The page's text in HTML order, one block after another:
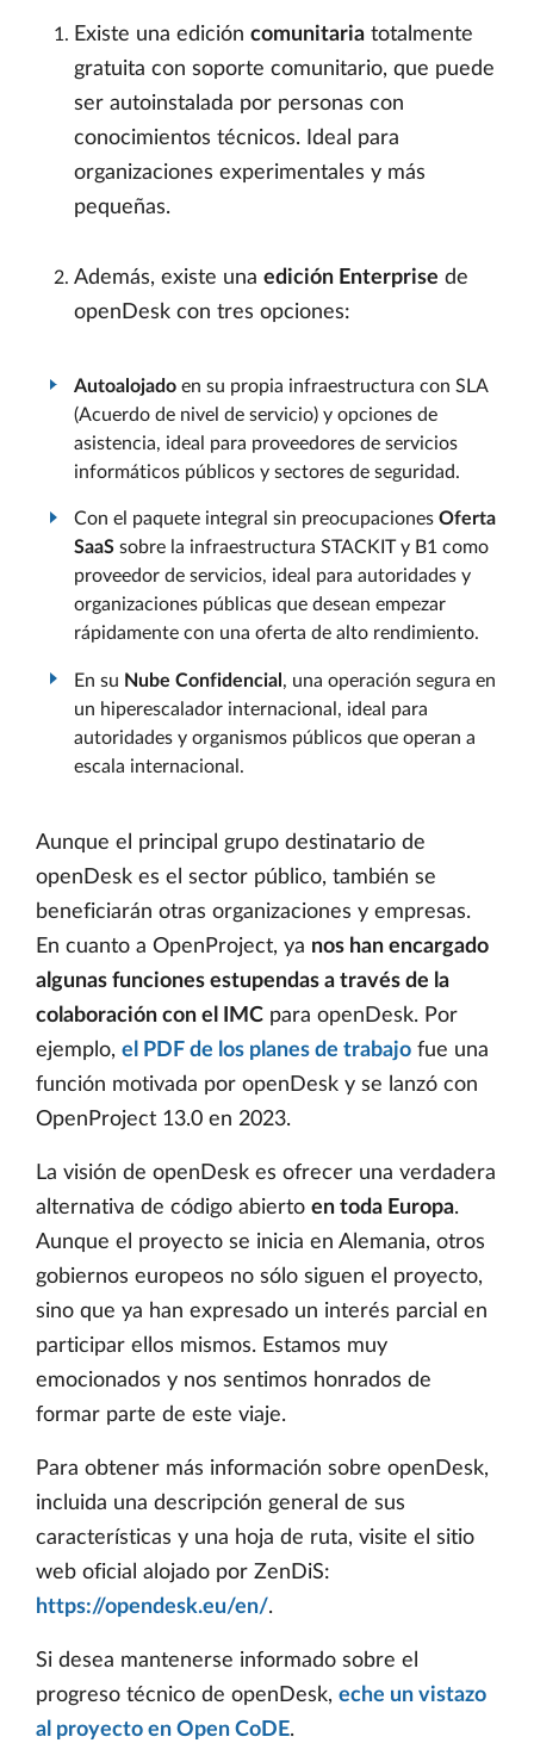
Existe una edición comunitaria totalmente
gratuita con soporte comunitario, que puede
ser autoinstalada por personas con
conocimientos técnicos. Ideal para
organizaciones experimentales y más
pequeñas.
Además, existe una edición Enterprise de
openDesk con tres opciones:
Autoalojado en su propia infraestructura con SLA
(Acuerdo de nivel de servicio) y opciones de
asistencia, ideal para proveedores de servicios
informáticos públicos y sectores de seguridad.
Con el paquete integral sin preocupaciones Oferta
SaaS sobre la infraestructura STACKIT y B1 como
proveedor de servicios, ideal para autoridades y
organizaciones públicas que desean empezar
rápidamente con una oferta de alto rendimiento.
En su Nube Confidencial , una operación segura en
un hiperescalador internacional, ideal para
autoridades y organismos públicos que operan a
escala internacional.
Aunque el principal grupo destinatario de
openDesk es el sector público, también se
beneficiarán otras organizaciones y empresas.
En cuanto a OpenProject, ya nos han encargado
algunas funciones estupendas a través de la
colaboración con el IMC para openDesk. Por
ejemplo, el PDF de los planes de trabajo fue una
función motivada por openDesk y se lanzó con
OpenProject 13.0 en 2023.
La visión de openDesk es ofrecer una verdadera
alternativa de código abierto en toda Europa.
Aunque el proyecto se inicia en Alemania, otros
gobiernos europeos no sólo siguen el proyecto,
sino que ya han expresado un interés parcial en
participar ellos mismos. Estamos muy
emocionados y nos sentimos honrados de
formar parte de este viaje.
Para obtener más información sobre openDesk,
incluida una descripción general de sus
características y una hoja de ruta, visite el sitio
web oficial alojado por ZenDiS:
https://opendesk.eu/en/.
Si desea mantenerse informado sobre el
progreso técnico de openDesk, eche un vistazo
al proyecto en Open CoDE.